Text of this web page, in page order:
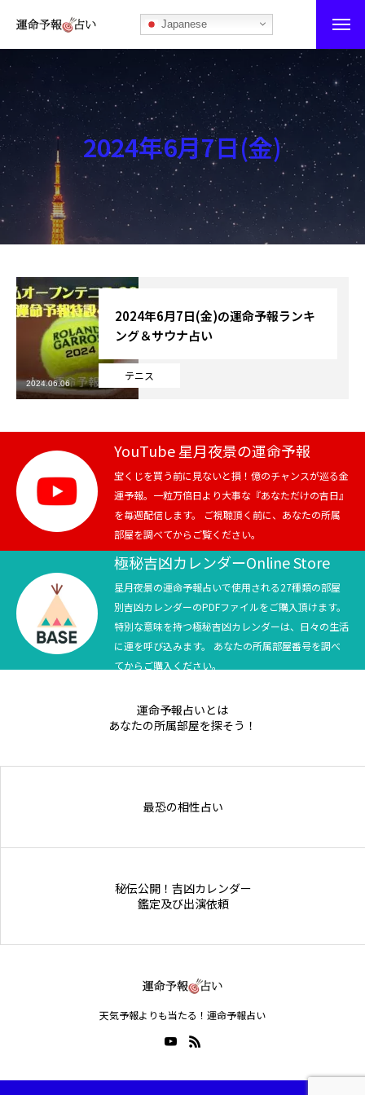
Japanese
運命予報占い
運命予報占いとは
あなたの所属部屋を探そう！
最恐の相性占い
秘伝公開！吉凶カレンダー
記事カテゴリー
ブログ
お知らせ
芸能界
テニス
スポーツ
競馬
テニス四大大会・五輪
テニス四大大会・五輪
2024年6月7日(金)
テニス
2024年6月7日(金)の運命予報ランキ
ング＆サウナ占い
2024.06.06
YouTube 星月夜景の運命予報
宝くじを買う前に見ないと損！億のチャンスが巡る金
運予報。一粒万倍日より大事な『あなただけの吉日』
を毎週配信します。 ご視聴頂く前に、あなたの所属
部屋を調べてからご覧ください。
極秘吉凶カレンダーOnline Store
星月夜景の運命予報占いで使用される27種類の部屋
別吉凶カレンダーのPDFファイルをご購入頂けます。
特別な意味を持つ極秘吉凶カレンダーは、日々の生活
に運を呼び込みます。 あなたの所属部屋番号を調べ
てからご購入ください。
運命予報占いとは
あなたの所属部屋を探そう！
最恐の相性占い
秘伝公開！吉凶カレンダー
鑑定及び出演依頼
天気予報よりも当たる！運命予報占い